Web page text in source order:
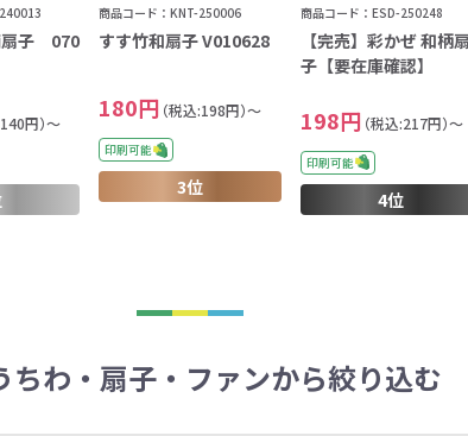
お弁当グッズ カトラリー
プ・ビニール 保存容器
グッズ 防災セット
グッズ ミラー
マスクケース
ウェットティッシュ・ティ
ッシュ
アウトドア・レジャーグッズ
レジャーグッズ 携帯トイレ
ノベルティ 秋のノベルティ
かる 探してたポーチ!!
シーン合わせて選べる ボトル＆
タンブラー
扇子 070
円）～
商品コード：KNT-250006
すす竹和扇子 V010628
180円 （税込:198円）～
印刷可能
3位
商品コード：ESD-250248
【完売】彩かぜ 和柄扇
子【要在庫確認】
198円 （税込:217円）～
印刷可能
4位
ちわ・扇子・ファンから絞り込む